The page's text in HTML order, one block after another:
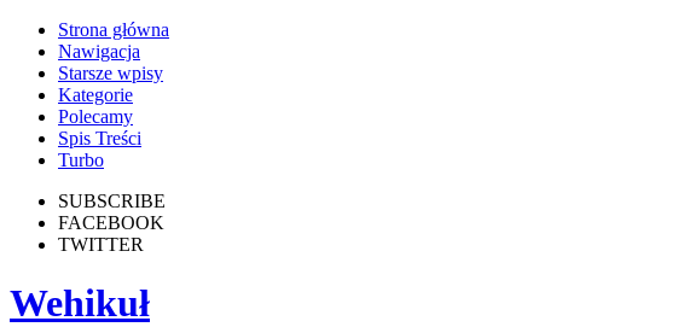
Strona główna
Nawigacja
Starsze wpisy
Kategorie
Polecamy
Spis Treści
Turbo
SUBSCRIBE
FACEBOOK
TWITTER
Wehikuł